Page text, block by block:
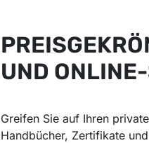
UND
Greifen Sie auf Ihren
Handbücher, Zertifikate